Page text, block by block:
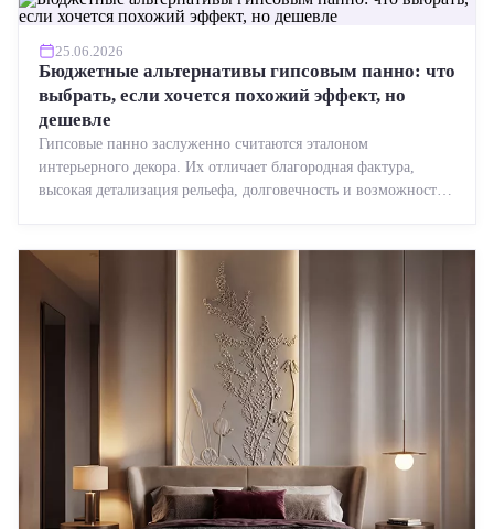
25.06.2026
Бюджетные альтернативы гипсовым панно: что
выбрать, если хочется похожий эффект, но
дешевле
Гипсовые панно заслуженно считаются эталоном
интерьерного декора. Их отличает благородная фактура,
высокая детализация рельефа, долговечность и возможность